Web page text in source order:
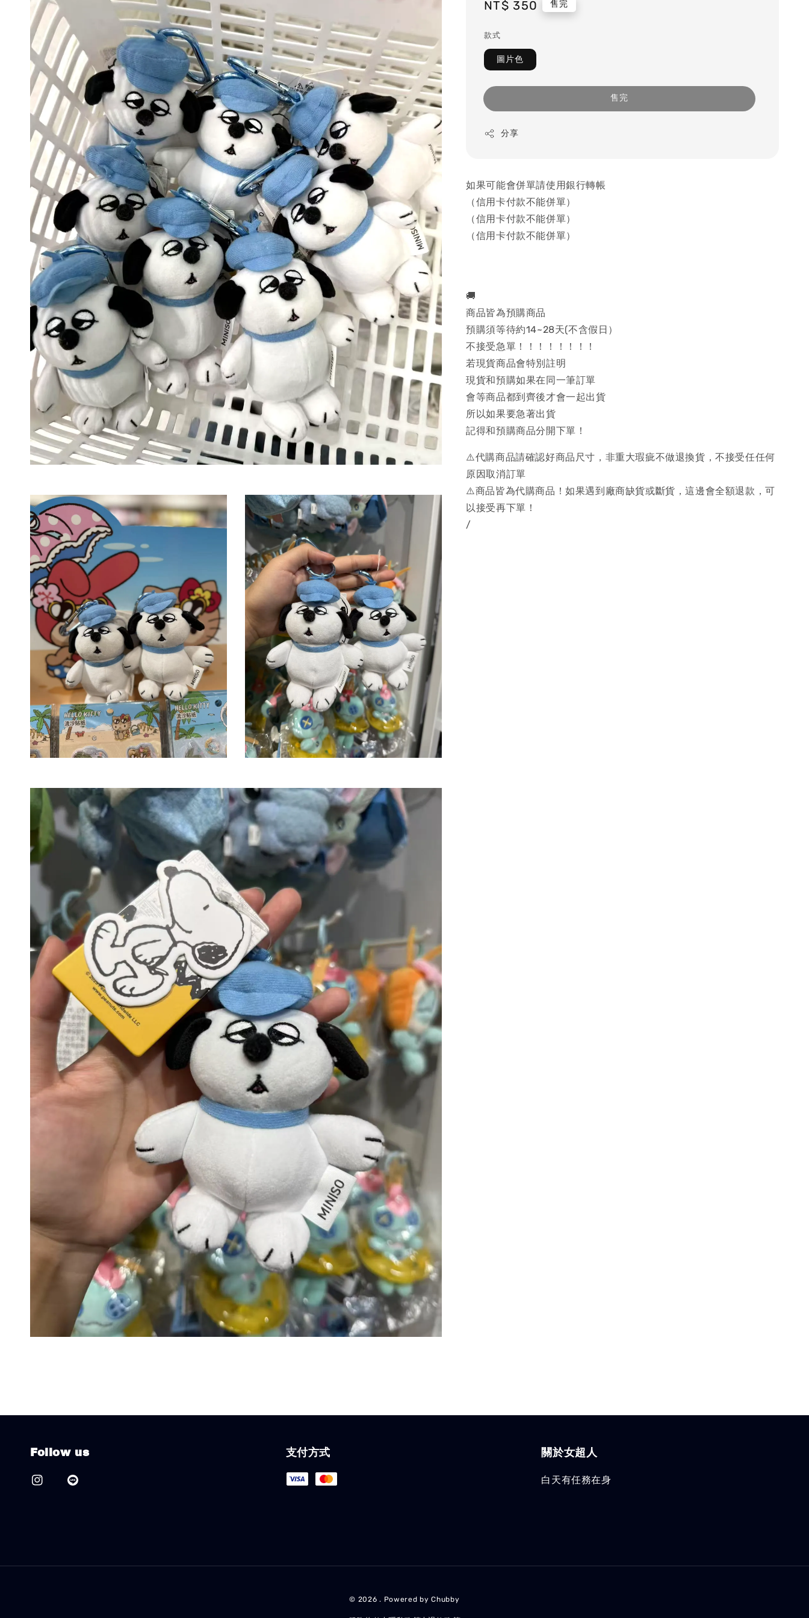
Regular
NT$ 350 售完
款式
圖片色
售完
分享
如果可能會併單請使用銀行轉帳
（信用卡付款不能併單）
（信用卡付款不能併單）
（信用卡付款不能併單）
🚚
商品皆為預購商品
預購須等待約14~28天(不含假日）
不接受急單！！！！！！！！
若現貨商品會特別註明
現貨和預購如果在同一筆訂單
會等商品都到齊後才會一起出貨
所以如果要急著出貨
記得和預購商品分開下單！
⚠️代購商品請確認好商品尺寸，非重大瑕疵不做退換貨，不接受任任何
原因取消訂單
⚠️商品皆為代購商品！如果遇到廠商缺貨或斷貨，這邊會全額退款，可
以接受再下單！
/
Follow us 支付方式 關於女超人
白天有任務在身
© 2026 . Powered by Chubby